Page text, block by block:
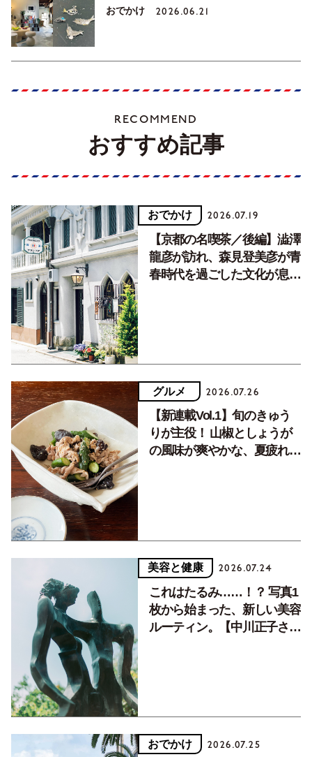
おでかけ 2026.06.21
RECOMMEND
おすすめ記事
おでかけ 2026.07.19
【京都の名喫茶／後編】澁澤
龍彦が訪れ、森見登美彦が青
春時代を過ごした文化が息づ
グルメ 2026.07.26
【新連載Vol.1】旬のきゅう
りが主役！ 山椒としょうが
の風味が爽やかな、夏疲れを
美容と健康 2026.07.24
これはたるみ……！？ 写真1
枚から始まった、新しい美容
ルーティン。【中川正子さん
おでかけ 2026.07.25